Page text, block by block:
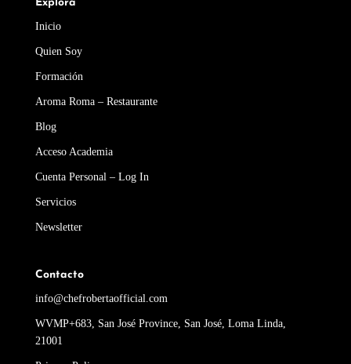
Explora
Inicio
Quien Soy
Formación
Aroma Roma – Restaurante
Blog
Acceso Academia
Cuenta Personal – Log In
Servicios
Newsletter
Contacto
info@chefrobertaofficial.com
WVMP+683, San José Province, San José, Loma Linda,
21001